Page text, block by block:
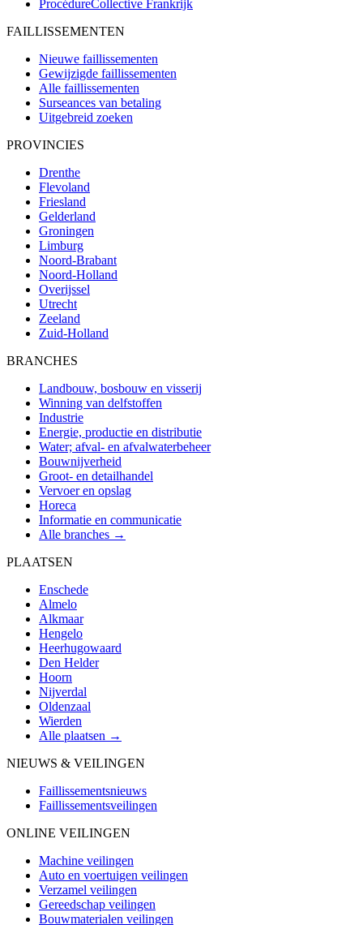
ProcédureCollective Frankrijk
FAILLISSEMENTEN
Nieuwe faillissementen
Gewijzigde faillissementen
Alle faillissementen
Surseances van betaling
Uitgebreid zoeken
PROVINCIES
Drenthe
Flevoland
Friesland
Gelderland
Groningen
Limburg
Noord-Brabant
Noord-Holland
Overijssel
Utrecht
Zeeland
Zuid-Holland
BRANCHES
Landbouw, bosbouw en visserij
Winning van delfstoffen
Industrie
Energie, productie en distributie
Water; afval- en afvalwaterbeheer
Bouwnijverheid
Groot- en detailhandel
Vervoer en opslag
Horeca
Informatie en communicatie
Alle branches →
PLAATSEN
Enschede
Almelo
Alkmaar
Hengelo
Heerhugowaard
Den Helder
Hoorn
Nijverdal
Oldenzaal
Wierden
Alle plaatsen →
NIEUWS & VEILINGEN
Faillissementsnieuws
Faillissementsveilingen
ONLINE VEILINGEN
Machine veilingen
Auto en voertuigen veilingen
Verzamel veilingen
Gereedschap veilingen
Bouwmaterialen veilingen